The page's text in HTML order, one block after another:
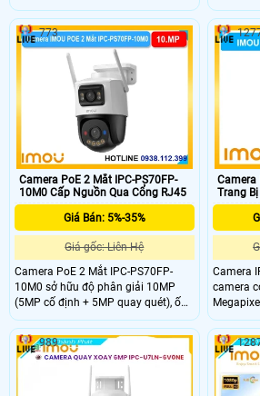
nén H.265 và tầm nhìn ban đêm
30m với LED + hồng ngoại. Tích hợp
mic – loa đàm thoại 2 chiều, hỗ trợ
thẻ nhớ 512GB, kết nối PoE và đạt
chuẩn chống nước IP67.
đêm
theo dõi
PS3EP-
hỗ trợ
người –
MicroSD
Camera PoE 2 Mắt IPC-PS70FP-
10M0 Cấp Nguồn Qua Cổng RJ45
Giá Bán: 5%-35%
Giá gốc: Liên Hệ
Camera PoE 2 Mắt IPC-PS70FP-
10M0 sở hữu độ phân giải 10MP
(5MP cố định + 5MP quay quét), ống
kính 3.6mm góc nhìn 76°. Tầm nhìn
ban đêm 30m với LED + hồng ngoại,
mic – loa tích hợp, AI phát hiện
người, phương tiện, xâm nhập và
Smart Tracking. Hỗ trợ thẻ MicroSD
773
Camera
Trang Bị
Camera
camera
cách thu
trợ tầm
xử lý
Công
989